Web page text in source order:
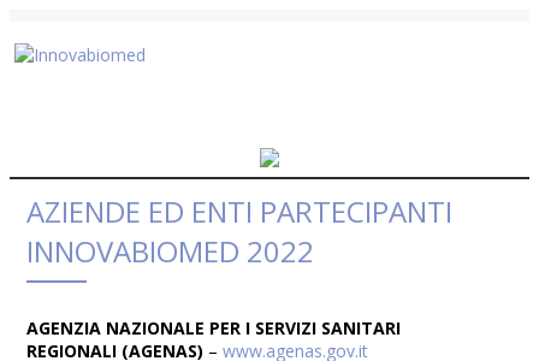
AZIENDE ED ENTI PARTECIPANTI
INNOVABIOMED 2022
AGENZIA NAZIONALE PER I SERVIZI SANITARI
REGIONALI (AGENAS) –www.agenas.gov.it